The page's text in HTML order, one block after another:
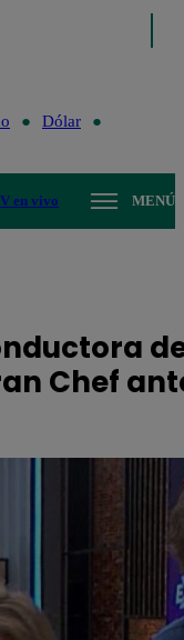
Dólar
en vivo MENÚ
Chef